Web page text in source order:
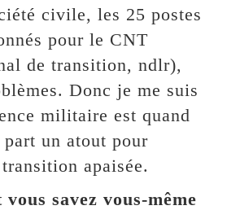
civile, les 25 postes
pour le CNT
de transition, ndlr),
Donc je me suis
militaire est quand
part un atout pour
apaisée.
savez vous-même